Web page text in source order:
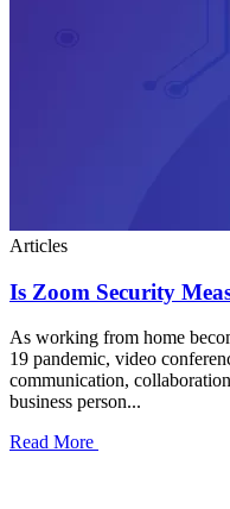
Articles
Is Zoom Security
As working from home
19 pandemic, video
communication,
business person...
Read More